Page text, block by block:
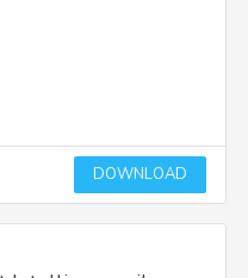
DOWNLOAD